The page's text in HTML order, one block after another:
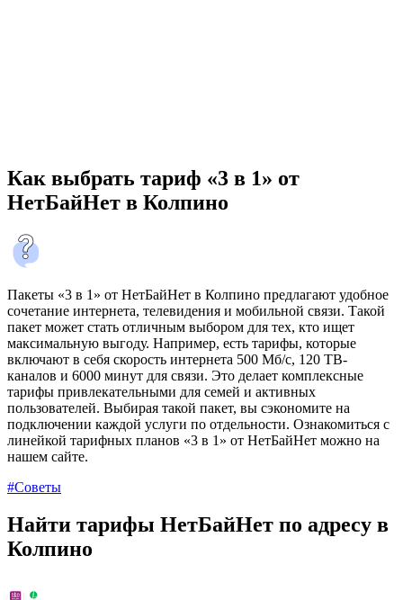
Как выбрать тариф «3 в 1» от
НетБайНет в Колпино
Пакеты «3 в 1» от НетБайНет в Колпино предлагают удобное
сочетание интернета, телевидения и мобильной связи. Такой
пакет может стать отличным выбором для тех, кто ищет
максимальную выгоду. Например, есть тарифы, которые
включают в себя скорость интернета 500 Мб/с, 120 ТВ-
каналов и 6000 минут для связи. Это делает комплексные
тарифы привлекательными для семей и активных
пользователей. Выбирая такой пакет, вы сэкономите на
подключении каждой услуги по отдельности. Ознакомиться с
линейкой тарифных планов «3 в 1» от НетБайНет можно на
нашем сайте.
#Советы
Найти тарифы НетБайНет по адресу в
Колпино